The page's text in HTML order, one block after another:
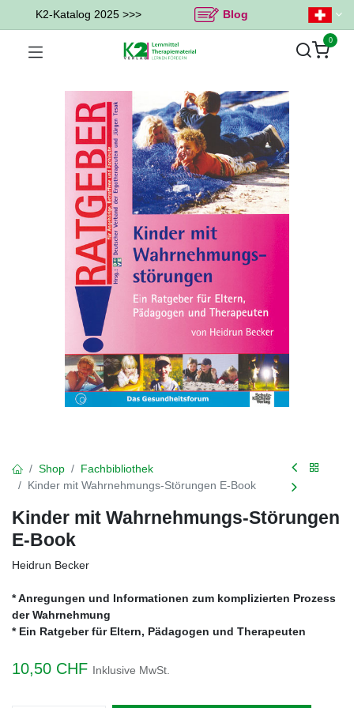
K2-Katalog 2025 >>> Blog
0
Shop
Fachbibliothek
Kinder mit Wahrnehmungs-Störungen E-Book
Kinder mit Wahrnehmungs-Störungen
E-Book
Heidrun Becker
* Anregungen und Informationen zum komplizierten Prozess
der Wahrnehmung
* Ein Ratgeber für Eltern, Pädagogen und Therapeuten
10,50 CHF Inklusive MwSt.